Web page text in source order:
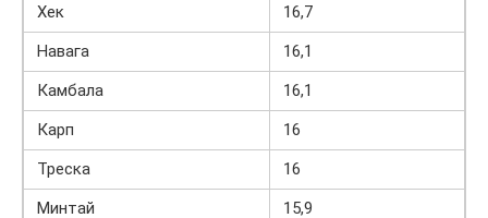
Хек
16,7
Навага
16,1
Камбала
16,1
Карп
16
Треска
16
Минтай
15,9